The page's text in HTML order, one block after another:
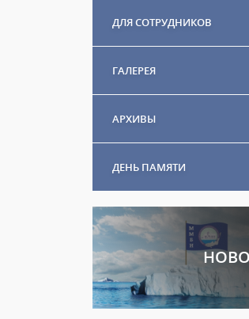
ДЛЯ СОТРУДНИКОВ
ГАЛЕРЕЯ
АРХИВЫ
ДЕНЬ ПАМЯТИ